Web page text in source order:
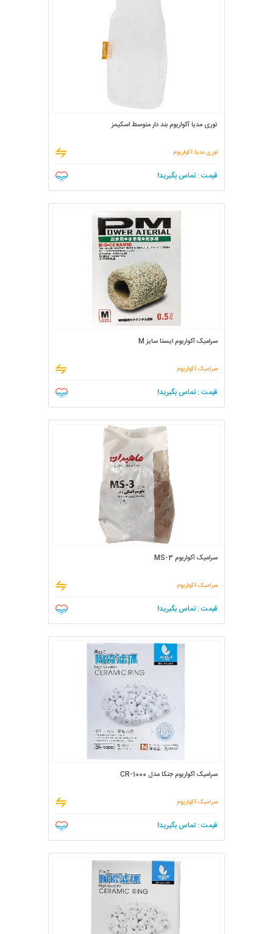
توری مدیا آکواریوم بند دار متوسط اسکیمز
توری مدیا آکواریوم
قیمت : تماس بگیرید!
سرامیک آکواریوم ایستا سایز M
سرامیک آکواریوم
قیمت : تماس بگیرید!
سرامیک آکواریوم MS-3
سرامیک آکواریوم
قیمت : تماس بگیرید!
سرامیک آکواریوم جنکا مدل CR-1000
سرامیک آکواریوم
قیمت : تماس بگیرید!